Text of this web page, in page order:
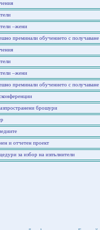
–жени
преминали обучението с получаване
–жени
преминали обучението с получаване
брошури
и отчетен проект
за избор на изпълнители